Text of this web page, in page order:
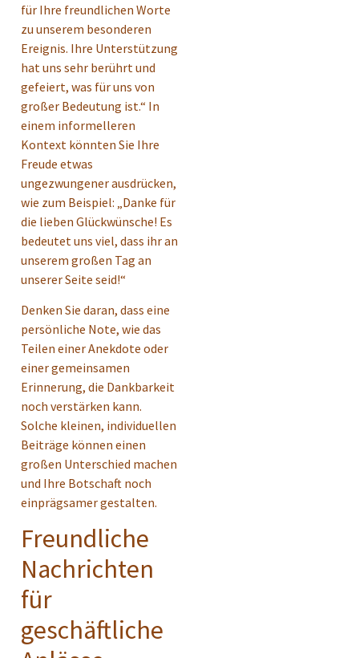
für Ihre freundlichen Worte
zu unserem besonderen
Ereignis. Ihre Unterstützung
hat uns sehr berührt und
gefeiert, was für uns von
großer Bedeutung ist.“ In
einem informelleren
Kontext könnten Sie Ihre
Freude etwas
ungezwungener ausdrücken,
wie zum Beispiel: „Danke für
die lieben Glückwünsche! Es
bedeutet uns viel, dass ihr an
unserem großen Tag an
unserer Seite seid!“
Denken Sie daran, dass eine
persönliche Note, wie das
Teilen einer Anekdote oder
einer gemeinsamen
Erinnerung, die Dankbarkeit
noch verstärken kann.
Solche kleinen, individuellen
Beiträge können einen
großen Unterschied machen
und Ihre Botschaft noch
einprägsamer gestalten.
Freundliche
Nachrichten
für
geschäftliche